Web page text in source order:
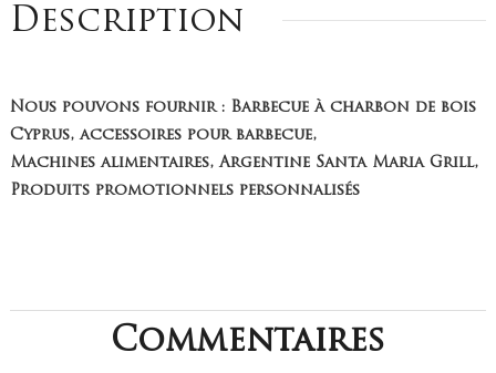
Description
Nous pouvons fournir : Barbecue à charbon de bois
Cyprus, accessoires pour barbecue,
Machines alimentaires, Argentine Santa Maria Grill,
Produits promotionnels personnalisés
Commentaires